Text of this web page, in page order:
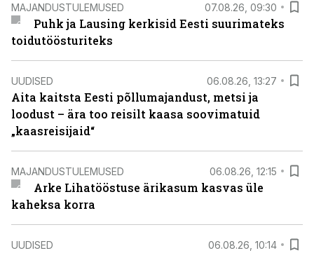
MAJANDUSTULEMUSED 07.08.26, 09:30
Puhk ja Lausing kerkisid Eesti suurimateks
toidutöösturiteks
UUDISED 06.08.26, 13:27
Aita kaitsta Eesti põllumajandust, metsi ja
loodust – ära too reisilt kaasa soovimatuid
„kaasreisijaid“
MAJANDUSTULEMUSED 06.08.26, 12:15
Arke Lihatööstuse ärikasum kasvas üle
kaheksa korra
UUDISED 06.08.26, 10:14